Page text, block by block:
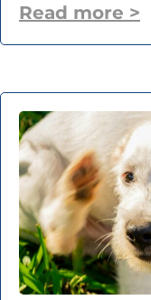
Read more >